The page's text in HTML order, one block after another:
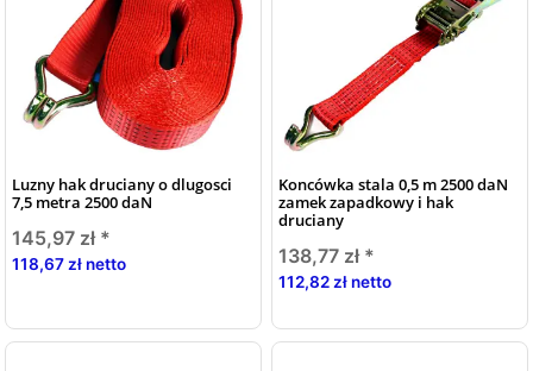
Luzny hak druciany o dlugosci
7,5 metra 2500 daN
145,97 zł *
118,67 zł netto
Koncówka stala 0,5 m 2500 daN
zamek zapadkowy i hak
druciany
138,77 zł *
112,82 zł netto